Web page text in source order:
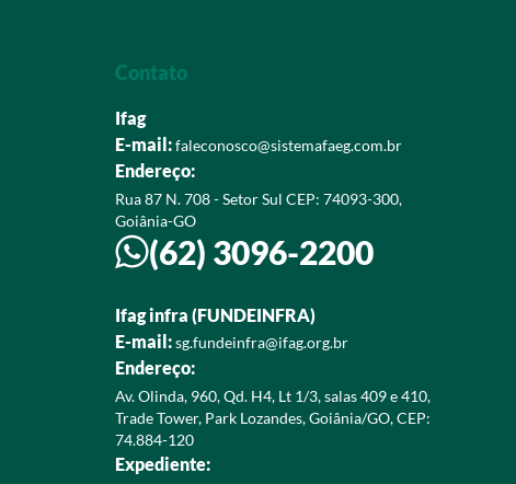
Contato
Ifag
E-mail:faleconosco@sistemafaeg.com.br
Endereço:
Rua 87 N. 708 - Setor Sul CEP: 74093-300,
Goiânia-GO
(62) 3096-2200
Ifag infra (FUNDEINFRA)
E-mail:sg.fundeinfra@ifag.org.br
Endereço:
Av. Olinda, 960, Qd. H4, Lt 1/3, salas 409 e 410,
Trade Tower, Park Lozandes, Goiânia/GO, CEP:
74.884-120
Expediente: